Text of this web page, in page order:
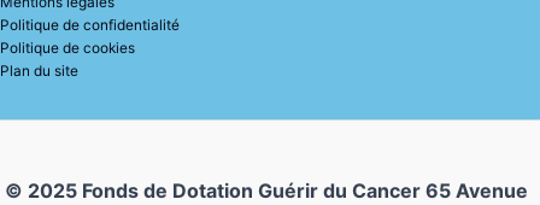
Politique de confidentialité
Politique de cookies
Plan du site
© 2025 Fonds de Dotation Guérir du Cancer 65 Avenue